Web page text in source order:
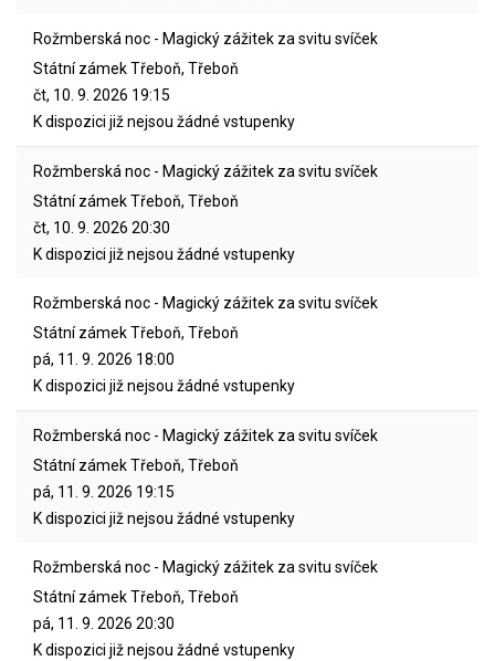
Rožmberská noc - Magický zážitek za svitu svíček
Státní zámek Třeboň, Třeboň
čt, 10. 9. 2026 19:15
K dispozici již nejsou žádné vstupenky
Rožmberská noc - Magický zážitek za svitu svíček
Státní zámek Třeboň, Třeboň
čt, 10. 9. 2026 20:30
K dispozici již nejsou žádné vstupenky
Rožmberská noc - Magický zážitek za svitu svíček
Státní zámek Třeboň, Třeboň
pá, 11. 9. 2026 18:00
K dispozici již nejsou žádné vstupenky
Rožmberská noc - Magický zážitek za svitu svíček
Státní zámek Třeboň, Třeboň
pá, 11. 9. 2026 19:15
K dispozici již nejsou žádné vstupenky
Rožmberská noc - Magický zážitek za svitu svíček
Státní zámek Třeboň, Třeboň
pá, 11. 9. 2026 20:30
K dispozici již nejsou žádné vstupenky